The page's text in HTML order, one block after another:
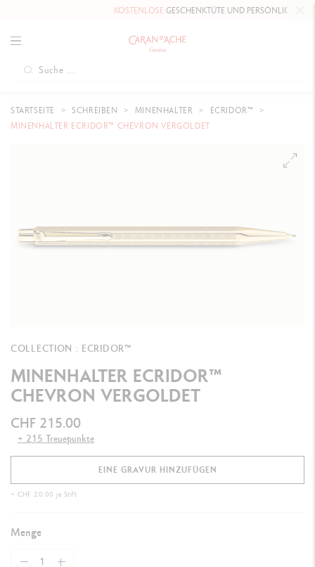
KOSTENLOSEGESCHENKTÜTE UND PERSÖNLICHE
STARTSEITE SCHREIBEN MINENHALTER
ECRIDOR™
MINENHALTER ECRIDOR™ CHEVRON VERGOLDET
COLLECTION : ECRIDOR™
MINENHALTER ECRIDOR™
CHEVRON VERGOLDET
CHF 215.00
+ 215 Treuepunkte
EINE GRAVUR HINZUFÜGEN
+ CHF 20.00 je Stift
Menge